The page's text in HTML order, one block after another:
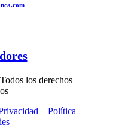
los derechos
– Política